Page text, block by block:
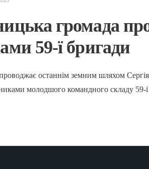
громада
59-ї бригади
останнім земним шляхом
молодшого командного складу 59-ї